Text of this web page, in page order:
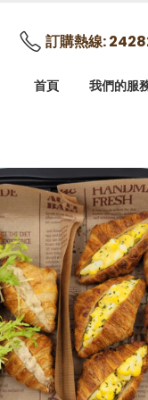
訂購熱線:
首頁 我們的服